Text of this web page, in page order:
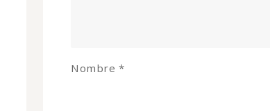
Nombre *